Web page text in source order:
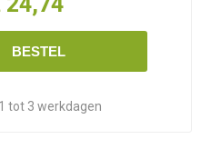
BESTEL
1 tot 3 werkdagen